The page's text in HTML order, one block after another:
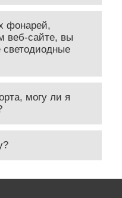
фонарей,
веб-сайте, вы
светодиодные
могу ли я